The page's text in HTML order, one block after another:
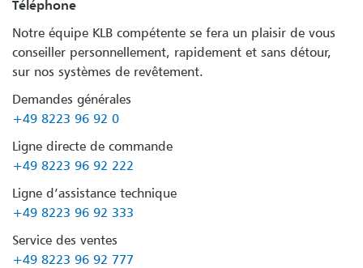
Téléphone
Notre équipe KLB compétente se fera un plaisir de vous
conseiller personnellement, rapidement et sans détour,
sur nos systèmes de revêtement.
Demandes générales
+49 8223 96 92 0
Ligne directe de commande
+49 8223 96 92 222
Ligne d’assistance technique
+49 8223 96 92 333
Service des ventes
+49 8223 96 92 777